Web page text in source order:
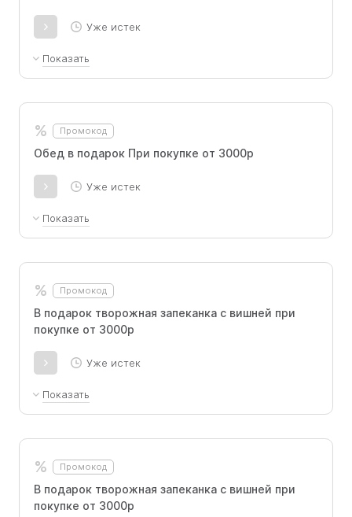
Уже истек
Показать
% Промокод
Обед в подарок При покупке от 3000р
Уже истек
Показать
пюре и соусом бешамель, Компот. Промокод
% Промокод
В подарок творожная запеканка с вишней при
покупке от 3000р
Уже истек
Показать
Творожная запеканка с вишней при покупке
% Промокод
В подарок творожная запеканка с вишней при
покупке от 3000р